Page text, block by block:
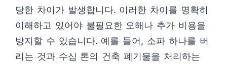
당한 차이가 발생합니다. 이러한 차이를 명확히
이해하고 있어야 불필요한 오해나 추가 비용을
방지할 수 있습니다. 예를 들어, 소파 하나를 버
리는 것과 수십 톤의 건축 폐기물을 처리하는